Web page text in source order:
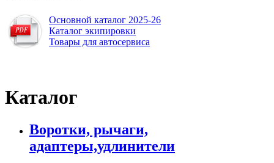
Основной каталог 2025-26
Каталог экипировки
Товары для автосервиса
Каталог
Воротки, рычаги,
адаптеры,удлинители